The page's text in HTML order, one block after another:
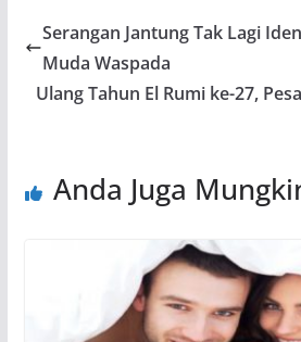
Serangan Jantung Tak Lagi
Muda Waspada
Ulang Tahun El Rumi ke-27,
Anda Juga